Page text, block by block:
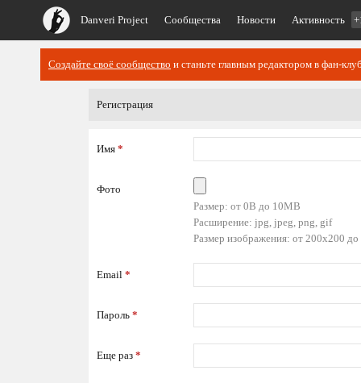
Danveri Project Сообщества Новости Активность
Создайте своё сообщество и станьте главным редактором в фан-
Регистрация
Имя *
Фото
Размер: от 0B до 10MB
Расширение: jpg, jpeg, png, gif
Размер изображения: от 200x200
Email *
Пароль *
Еще раз *